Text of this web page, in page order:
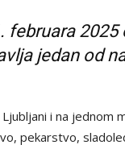
februara
jedan od
i na jednom
pekarstvo,